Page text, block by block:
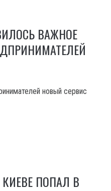
ВАЖНОЕ
новый сервис
ПОПАЛ В